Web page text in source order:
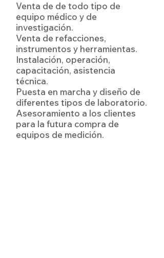
Venta de de todo tipo de
equipo médico y de
investigación.
Venta de refacciones,
instrumentos y herramientas.
Instalación, operación,
capacitación, asistencia
técnica.
Puesta en marcha y diseño de
diferentes tipos de laboratorio.
Asesoramiento a los clientes
para la futura compra de
equipos de medición.